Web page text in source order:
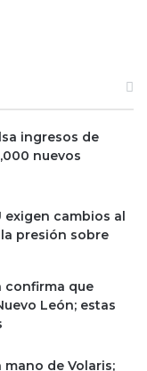
ingresos de
nuevos
exigen cambios al
presión sobre
confirma que
León; estas
mano de Volaris;